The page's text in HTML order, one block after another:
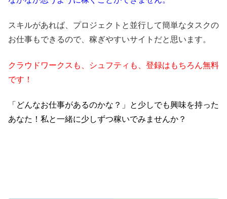
スキルがあれば、プロジェクトと並行して簡単なタスクの
お仕事もできるので、稼ぎやすいサイトだと思います。
クラウドワークスも、シュフティも、登録はもちろん無料
です！
「どんなお仕事があるのかな？」と少しでも興味を持った
あなた！私と一緒に少しずつ稼いでみませんか？